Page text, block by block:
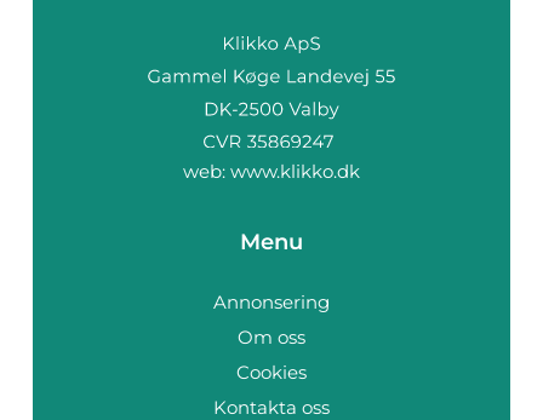
web: www.klikko.dk
Menu
Annonsering
Om oss
Cookies
Kontakta oss